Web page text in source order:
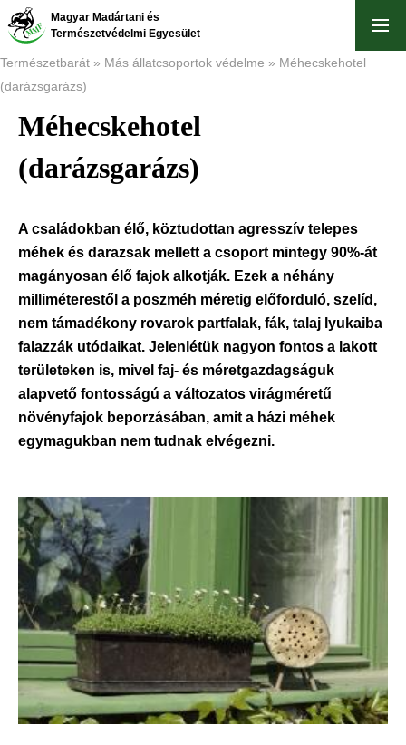
Skip
to
main
content
Magyar Madártani és
Természetvédelmi Egyesület
Breadcrumb
Természetbarát Más állatcsoportok védelme
Méhecskehotel
(darázsgarázs)
Méhecskehotel
(darázsgarázs)
A családokban élő, köztudottan agresszív telepes
méhek és darazsak mellett a csoport mintegy 90%-át
magányosan élő fajok alkotják. Ezek a néhány
milliméterestől a poszméh méretig előforduló, szelíd,
nem támadékony rovarok partfalak, fák, talaj lyukaiba
falazzák utódaikat. Jelenlétük nagyon fontos a lakott
területeken is, mivel faj- és méretgazdagságuk
alapvető fontosságú a változatos virágméretű
növényfajok beporzásában, amit a házi méhek
egymagukban nem tudnak elvégezni.